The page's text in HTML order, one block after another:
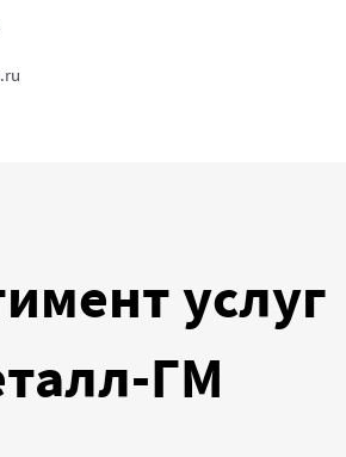
услуг
ГМ